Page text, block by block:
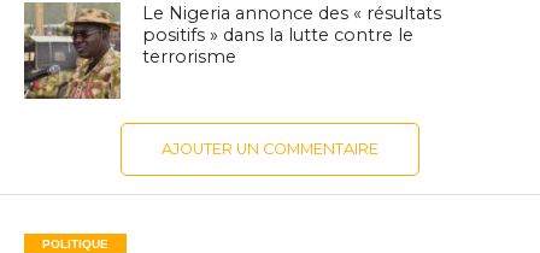
Le Nigeria annonce des « résultats
positifs » dans la lutte contre le
terrorisme
AJOUTER UN COMMENTAIRE
POLITIQUE